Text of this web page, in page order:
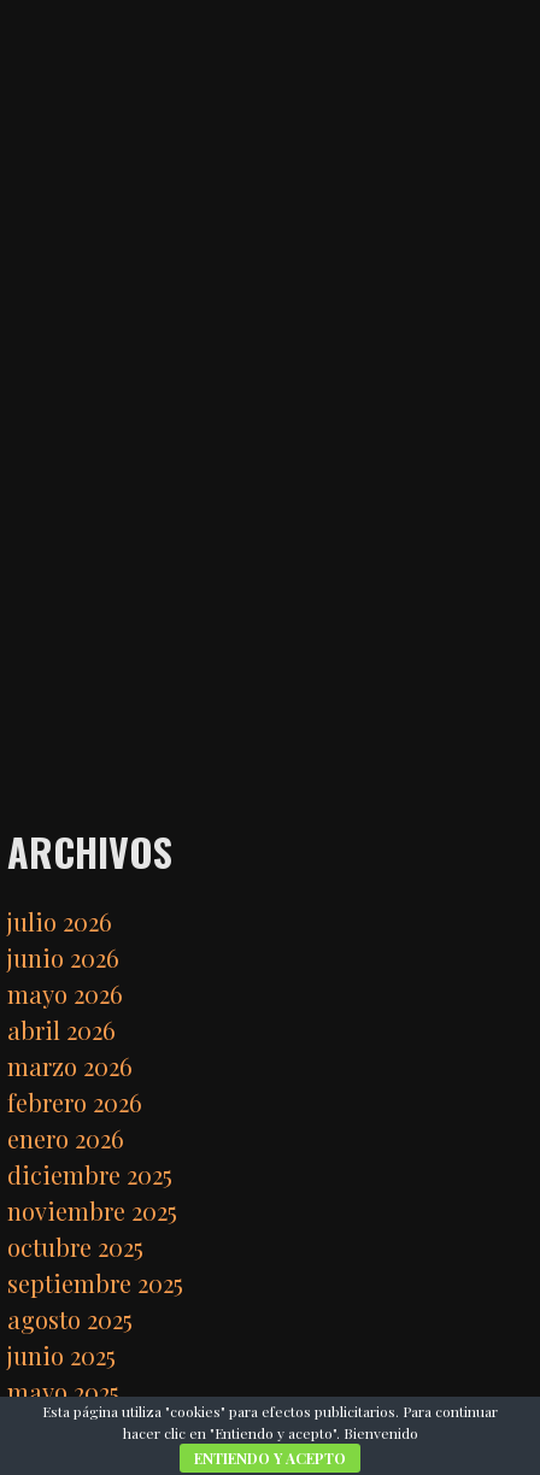
ARCHIVOS
julio 2026
junio 2026
mayo 2026
abril 2026
marzo 2026
febrero 2026
enero 2026
diciembre 2025
noviembre 2025
octubre 2025
septiembre 2025
agosto 2025
junio 2025
mayo 2025
abril 2025
Esta página utiliza "cookies" para efectos publicitarios. Para continuar
hacer clic en "Entiendo y acepto". Bienvenido
ENTIENDO Y ACEPTO